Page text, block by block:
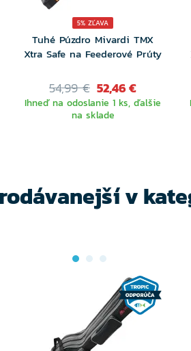
5% ZĽAVA
Tuhé Púzdro Mivardi TMX
Xtra Safe na Feederové Prúty
54,99 € 52,46 €
Ihneď na odoslanie 1 ks, ďalšie
na sklade
v